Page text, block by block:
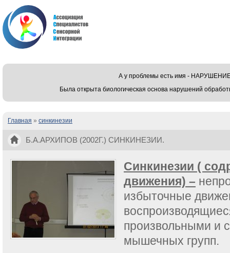
А у проблемы есть имя -
Была открыта биологическая основа нарушений
Вы здесь
Главная » синкинезии
Б.А.АРХИПОВ (2002Г.) СИНКИНЕЗИИ.
Синкинезии (
движения) –
избыточные
произвольными и
мышечных групп.